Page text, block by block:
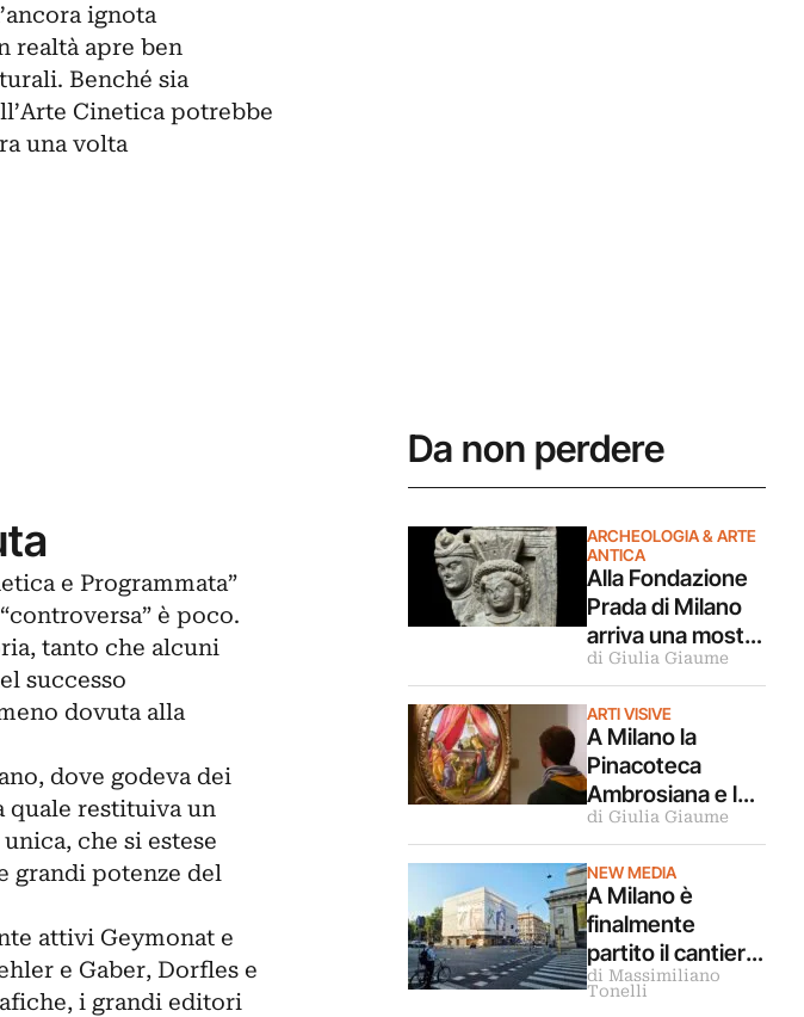
ignota
realtà apre ben
Benché sia
Cinetica potrebbe
una volta
e Programmata”
è poco.
tanto che alcuni
successo
dovuta alla
dove godeva dei
quale restituiva un
che si estese
grandi potenze del
attivi Geymonat e
e Gaber, Dorfles e
i grandi editori
Da non perdere
ARCHEOLOGIA & ARTE
ANTICA
Alla Fondazione
Prada di Milano
arriva una mostra
archeologica
sulle relazioni tra
Mediterraneo e
Asia
di Giulia Giaume
ARTI VISIVE
A Milano la
Pinacoteca
Ambrosiana e la
Cripta di San
Sepolcro sono
gratis per tutto
agosto (ma solo
per milanesi)
di Giulia Giaume
NEW MEDIA
A Milano è
finalmente
partito il cantiere
del Museo
di Massimiliano
Tonelli